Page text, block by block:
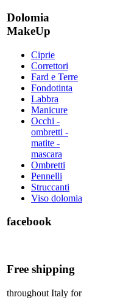
Dolomia
MakeUp
Ciprie
Correttori
Fard e Terre
Fondotinta
Labbra
Manicure
Occhi -
ombretti -
matite -
mascara
Ombretti
Pennelli
Struccanti
Viso dolomia
facebook
Free shipping
throughout Italy for